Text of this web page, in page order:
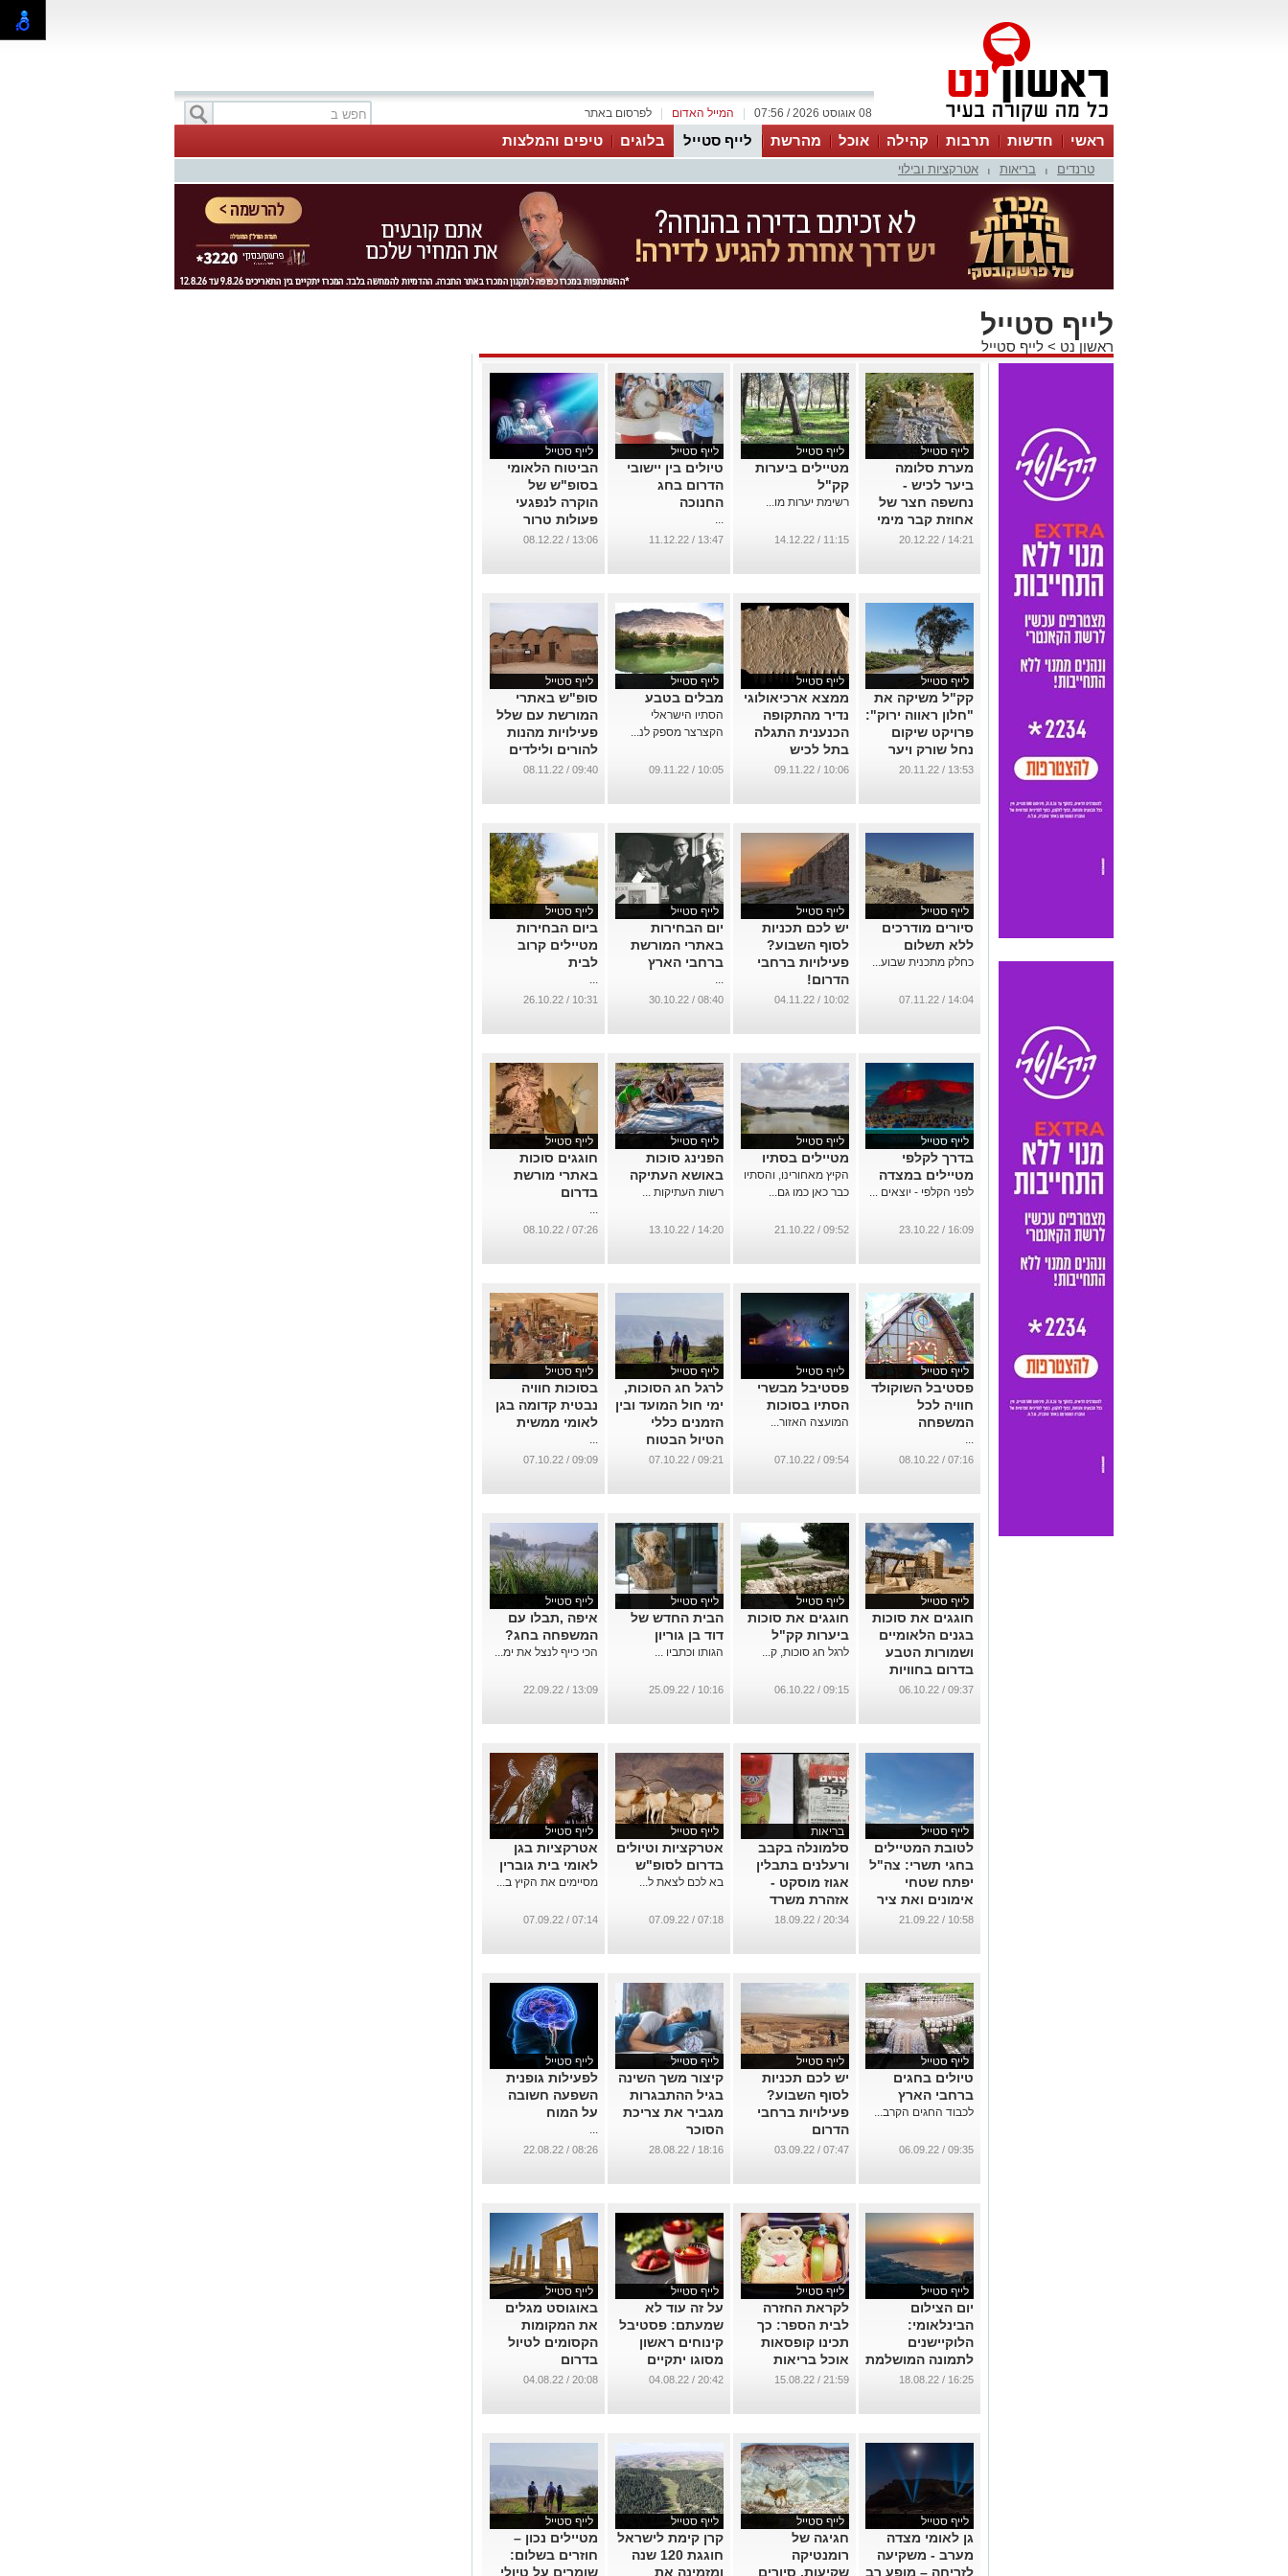
לפרסום באתר המייל האדום 08 אוגוסט 2026 / 07:56
ראשי חדשות תרבות קהילה אוכל מהרשת לייף סטייל בלוגים טיפים והמלצות
טרנדים בריאות אטרקציות ובילוי
לייף סטייל
ראשון נט > לייף סטייל
לייף סטייל
מערת סלומה
ביער לכיש -
נחשפה חצר של
אחוזת קבר מימי
בית המקדש השני
שנה)
14:21 / 20.12.22
לייף סטייל
מטיילים ביערות
קק"ל
רשימת יערות מו...
11:15 / 14.12.22
לייף סטייל
טיולים בין יישובי
הדרום בחג
החנוכה
...
13:47 / 11.12.22
לייף סטייל
הביטוח הלאומי
בסופ"ש של
הוקרה לנפגעי
פעולות טרור
...
13:06 / 08.12.22
לייף סטייל
קק"ל משיקה את
"חלון ראווה ירוק":
פרויקט שיקום
נחל שורק ויער
ביל"ו
13:53 / 20.11.22
לייף סטייל
ממצא ארכיאולוגי
נדיר מהתקופה
הכנענית התגלה
בתל לכיש
...
10:06 / 09.11.22
לייף סטייל
מבלים בטבע
הסתיו הישראלי
הקצרצר מספק לנ...
10:05 / 09.11.22
לייף סטייל
סופ"ש באתרי
המורשת עם שלל
פעילויות מהנות
להורים ולילדים
...
09:40 / 08.11.22
לייף סטייל
סיורים מודרכים
ללא תשלום
כחלק מתכנית שבוע...
14:04 / 07.11.22
לייף סטייל
יש לכם תכניות
לסוף השבוע?
פעילויות ברחבי
הדרום!
...
10:02 / 04.11.22
לייף סטייל
יום הבחירות
באתרי המורשת
ברחבי הארץ
...
08:40 / 30.10.22
לייף סטייל
ביום הבחירות
מטיילים קרוב
לבית
...
10:31 / 26.10.22
לייף סטייל
בדרך לקלפי
מטיילים במצדה
לפני הקלפי - יוצאים ...
16:09 / 23.10.22
לייף סטייל
מטיילים בסתיו
הקיץ מאחורינו, והסתיו
כבר כאן כמו גם...
09:52 / 21.10.22
לייף סטייל
הפנינג סוכות
באושא העתיקה
רשות העתיקות ...
14:20 / 13.10.22
לייף סטייל
חוגגים סוכות
באתרי מורשת
בדרום
...
07:26 / 08.10.22
לייף סטייל
פסטיבל השוקולד
חוויה לכל
המשפחה
...
07:16 / 08.10.22
לייף סטייל
פסטיבל מבשרי
הסתיו בסוכות
המועצה האזור...
09:54 / 07.10.22
לייף סטייל
לרגל חג הסוכות,
ימי חול המועד ובין
הזמנים כללי
הטיול הבטוח
...
09:21 / 07.10.22
לייף סטייל
בסוכות חוויה
נבטית קדומה בגן
לאומי ממשית
...
09:09 / 07.10.22
לייף סטייל
חוגגים את סוכות
בגנים הלאומיים
ושמורות הטבע
בדרום בחוויות
לכל המשפחה
09:37 / 06.10.22
לייף סטייל
חוגגים את סוכות
ביערות קק"ל
לרגל חג סוכות, ק...
09:15 / 06.10.22
לייף סטייל
הבית החדש של
דוד בן גוריון
הגותו וכתביו ...
10:16 / 25.09.22
לייף סטייל
איפה ,תבלו עם
המשפחה בחג?
הכי כייף לנצל את ימ...
13:09 / 22.09.22
לייף סטייל
לטובת המטיילים
בחגי תשרי: צה"ל
יפתח שטחי
אימונים ואת ציר
כביש 10
10:58 / 21.09.22
בריאות
סלמונלה בקבב
ורעלנים בתבלין
אגוז מוסקט -
אזהרת משרד
הבריאות
20:34 / 18.09.22
לייף סטייל
אטרקציות וטיולים
בדרום לסופ"ש
בא לכם לצאת ל...
07:18 / 07.09.22
לייף סטייל
אטרקציות בגן
לאומי בית גוברין
מסיימים את הקיץ ב...
07:14 / 07.09.22
לייף סטייל
טיולים בחגים
ברחבי הארץ
לכבוד החגים הקרב...
09:35 / 06.09.22
לייף סטייל
יש לכם תכניות
לסוף השבוע?
פעילויות ברחבי
הדרום
...
07:47 / 03.09.22
לייף סטייל
קיצור משך השינה
בגיל ההתבגרות
מגביר את צריכת
הסוכר
...
18:16 / 28.08.22
לייף סטייל
לפעילות גופנית
השפעה חשובה
על המוח
...
08:26 / 22.08.22
לייף סטייל
יום הצילום
הבינלאומי:
הלוקיישנים
לתמונה המושלמת
...
16:25 / 18.08.22
לייף סטייל
לקראת החזרה
לבית הספר: כך
תכינו קופסאות
אוכל בריאות
ומזינות
21:59 / 15.08.22
לייף סטייל
על זה עוד לא
שמעתם: פסטיבל
קינוחים ראשון
מסוגו יתקיים
בקרוב באשדוד
20:42 / 04.08.22
לייף סטייל
באוגוסט מגלים
את המקומות
הקסומים לטיול
בדרום
...
20:08 / 04.08.22
לייף סטייל
גן לאומי מצדה
מערב - משקיעה
לזריחה – מופע רב
לייף סטייל
חגיגה של
רומנטיקה
שקיעות, סיורים
לייף סטייל
קרן קימת לישראל
חוגגת 120 שנה
ומזמינה את
לייף סטייל
מטיילים נכון –
חוזרים בשלום:
שומרים על טיולי